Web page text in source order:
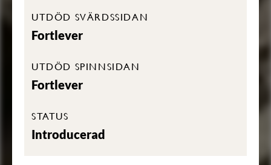
UTDÖD SVÄRDSSIDAN
Fortlever
UTDÖD SPINNSIDAN
Fortlever
STATUS
Introducerad